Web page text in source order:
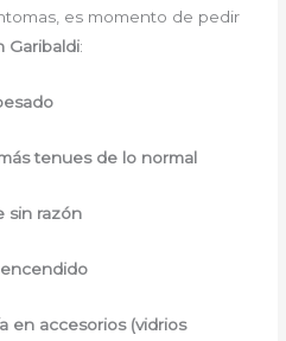
es momento de pedir
Garibaldi:
tenues de lo normal
sin razón
en accesorios (vidrios